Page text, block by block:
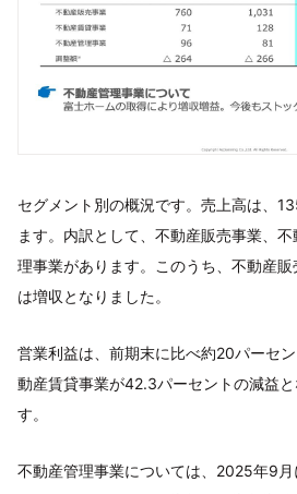
セグメント別の概況です。売上高は、
ます。内訳として、不動産販売事業、
理事業があります。このうち、不動産
は増収となりました。
営業利益は、前期末に比べ約20パーセ
動産賃貸事業が42.3パーセントの減益
す。
不動産管理事業については、2025年9